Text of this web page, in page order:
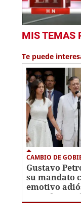
seconds
1
minute,
33
secondsVolume
0%
MIS TEMAS
Te puede
CAMBIO DE
Gustavo
su mandato
emotivo
Casa de